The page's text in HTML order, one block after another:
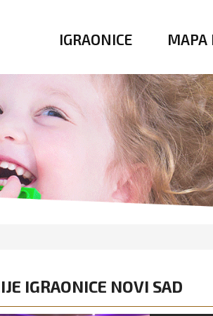
IGRAONICE MAPA
IGRAONICE NOVI SAD